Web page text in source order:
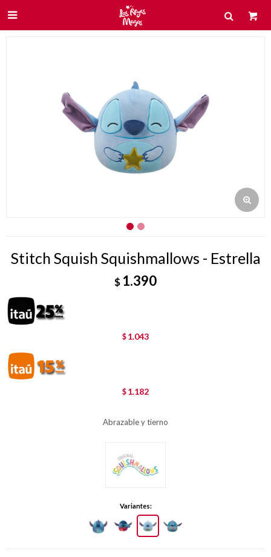

Stitch Squish Squishmallows - Estrella
$ 1.390
$ 1.043
$ 1.182
Abrazable y tierno
Variantes: